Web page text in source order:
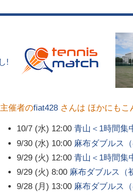
!
主催者のfiat428 さんは ほかにも
10/7 (水) 12:00 青山＜1時間集
9/30 (水) 10:00 麻布ダブルス
9/29 (火) 12:00 青山＜1時間集
9/29 (火) 8:00 麻布ダブルス（
9/28 (月) 13:00 麻布ダブルス